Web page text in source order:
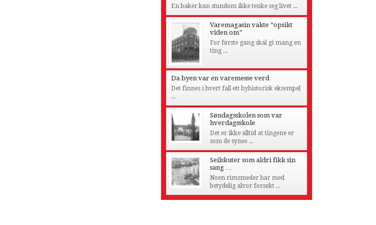
En baker kan stundom ikke tenke seg livet ...
Varemagasin vakte ”opsikt
viden om”
For første gang skal gi mang en
ting ...
Da byen var en varemesse verd
Det finnes i hvert fall ett byhistorisk eksempel
...
Søndagsskolen som var
hverdagsskole
Det er ikke alltid at tingene er
som de synes ...
Seilskuter som aldri fikk sin
sang …
Noen rimsmeder har med
betydelig alvor forsøkt ...